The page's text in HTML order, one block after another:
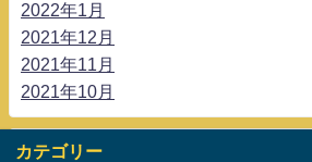
2022年1月
2021年12月
2021年11月
2021年10月
カテゴリー